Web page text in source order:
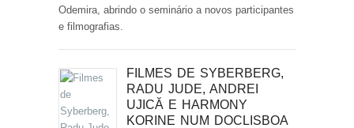
Odemira, abrindo o seminário a novos participantes
e filmografias.
FILMES DE SYBERBERG,
RADU JUDE, ANDREI
UJICĂ E HARMONY
KORINE NUM DOCLISBOA